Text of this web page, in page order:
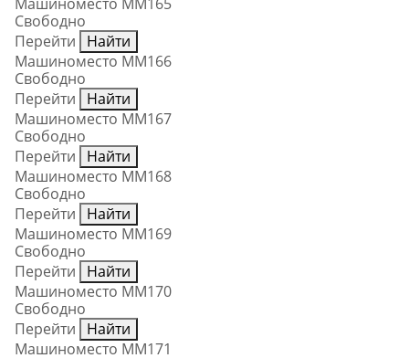
Свободно
Перейти
Найти
Машиноместо ММ166
Свободно
Перейти
Найти
Машиноместо ММ167
Свободно
Перейти
Найти
Машиноместо ММ168
Свободно
Перейти
Найти
Машиноместо ММ169
Свободно
Перейти
Найти
Машиноместо ММ170
Свободно
Перейти
Найти
Машиноместо ММ171